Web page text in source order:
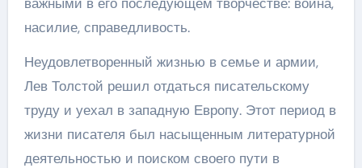
насилие, справедливость.
Неудовлетворенный жизнью в семье и армии,
Лев Толстой решил отдаться писательскому
труду и уехал в западную Европу. Этот период в
жизни писателя был насыщенным литературной
деятельностью и поиском своего пути в